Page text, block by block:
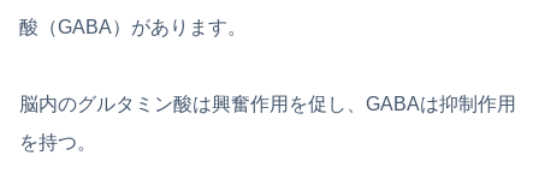
酸（GABA）があります。
脳内のグルタミン酸は興奮作用を促し、GABAは抑制作用
を持つ。